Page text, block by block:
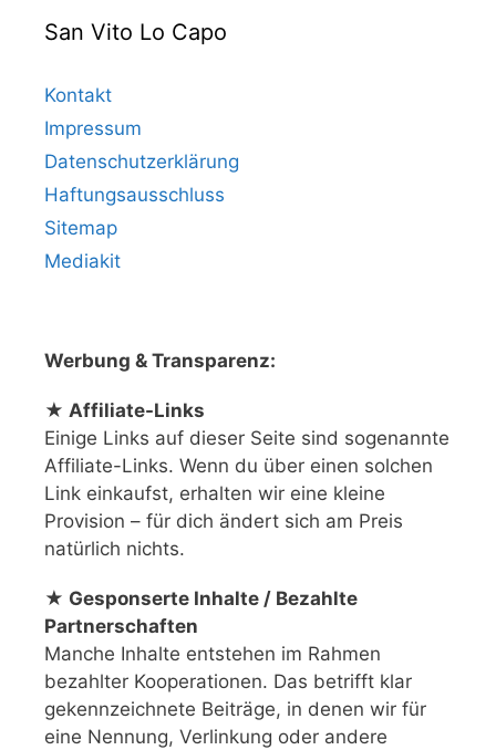
San Vito Lo Capo
Kontakt
Impressum
Datenschutzerklärung
Haftungsausschluss
Sitemap
Mediakit
Werbung & Transparenz:
★ Affiliate-Links
Einige Links auf dieser Seite sind sogenannte
Affiliate-Links. Wenn du über einen solchen
Link einkaufst, erhalten wir eine kleine
Provision – für dich ändert sich am Preis
natürlich nichts.
★ Gesponserte Inhalte / Bezahlte
Partnerschaften
Manche Inhalte entstehen im Rahmen
bezahlter Kooperationen. Das betrifft klar
gekennzeichnete Beiträge, in denen wir für
eine Nennung, Verlinkung oder andere